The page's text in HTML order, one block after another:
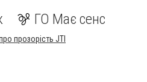
ГО Має сенс
прозорість JTI